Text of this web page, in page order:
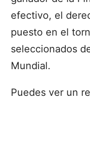
efectivo, el
puesto en el
seleccionados
Mundial.
Puedes ver un